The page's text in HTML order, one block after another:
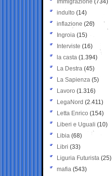
Immigrazione (734)
indulto (14)
inflazione (26)
Ingroia (15)
Interviste (16)
la casta (1.394)
La Destra (45)
La Sapienza (5)
Lavoro (1.316)
LegaNord (2.411)
Letta Enrico (154)
Liberi e Uguali (10)
Libia (68)
Libri (33)
Liguria Futurista (25)
mafia (543)